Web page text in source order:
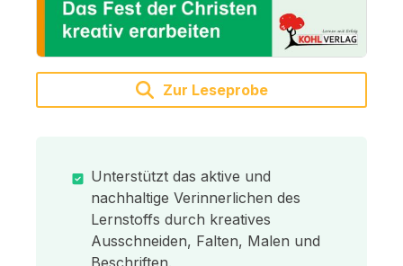
Zur Leseprobe
Unterstützt das aktive und
nachhaltige Verinnerlichen des
Lernstoffs durch kreatives
Ausschneiden, Falten, Malen und
Beschriften.